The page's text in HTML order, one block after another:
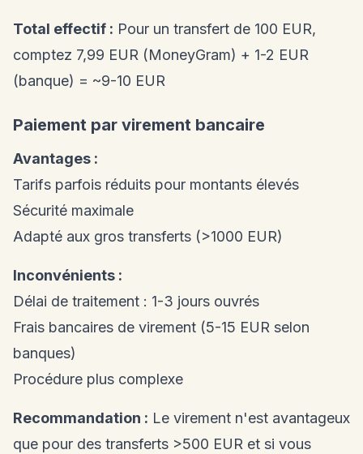
Total effectif : Pour un transfert de 100 EUR,
comptez 7,99 EUR (MoneyGram) + 1-2 EUR
(banque) = ~9-10 EUR
Paiement par virement bancaire
Avantages :
Tarifs parfois réduits pour montants élevés
Sécurité maximale
Adapté aux gros transferts (>1000 EUR)
Inconvénients :
Délai de traitement : 1-3 jours ouvrés
Frais bancaires de virement (5-15 EUR selon
banques)
Procédure plus complexe
Recommandation : Le virement n'est avantageux
que pour des transferts >500 EUR et si vous